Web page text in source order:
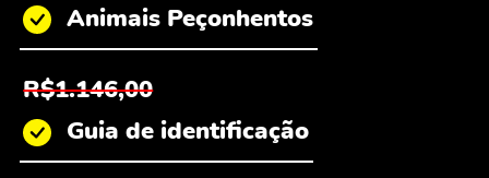
Animais Peçonhentos
R$1.146,00
Guia de identificação